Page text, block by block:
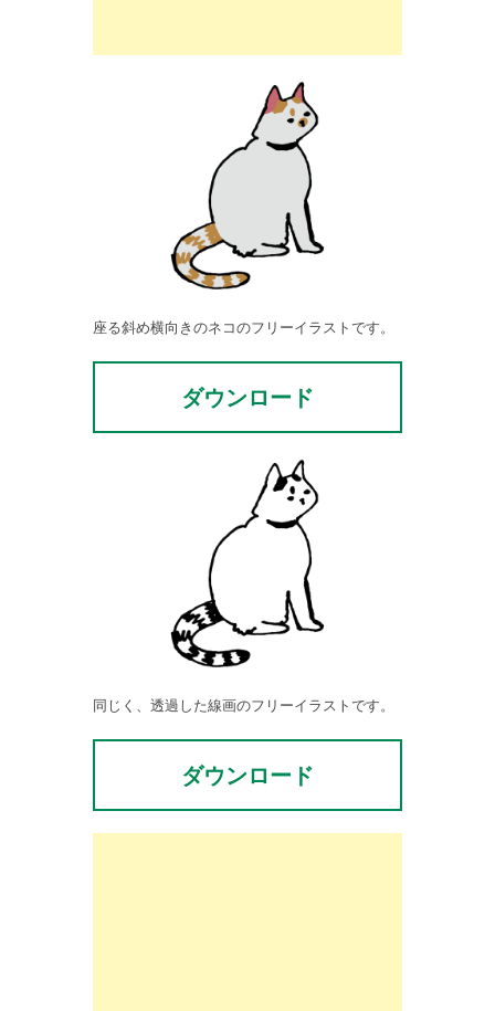
座る斜め横向きのネコのフリーイラストです。
ダウンロード
同じく、透過した線画のフリーイラストです。
ダウンロード